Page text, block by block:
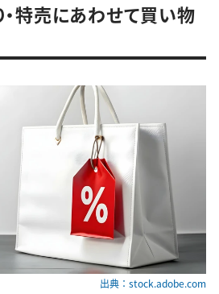
・特売にあわせて買い物
出典：stock.adobe.com